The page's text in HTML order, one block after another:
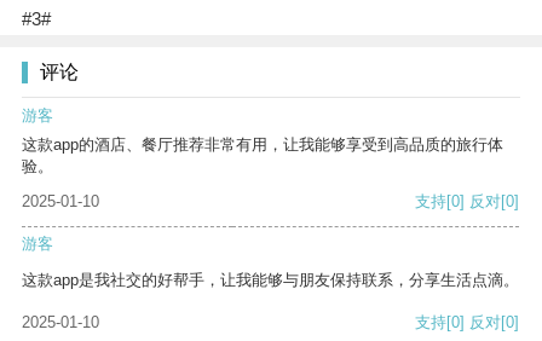
#3#
评论
游客
这款app的酒店、餐厅推荐非常有用，让我能够享受到高品质的旅行体
验。
2025-01-10
支持[0] 反对[0]
游客
这款app是我社交的好帮手，让我能够与朋友保持联系，分享生活点滴。
2025-01-10 支持[0] 反对[0]